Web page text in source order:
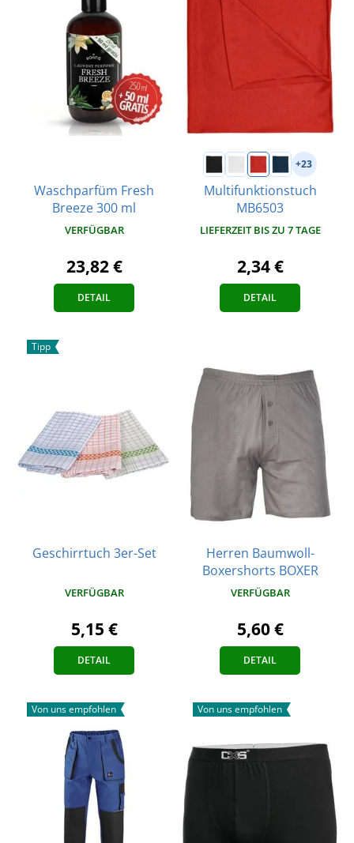
Waschparfüm Fresh
Breeze 300 ml
VERFÜGBAR
23,82 €
DETAIL
+23
Multifunktionstuch
MB6503
LIEFERZEIT BIS ZU 7 TAGE
2,34 €
DETAIL
Tipp
Geschirrtuch 3er-Set
VERFÜGBAR
5,15 €
DETAIL
Herren Baumwoll-
Boxershorts BOXER
VERFÜGBAR
5,60 €
DETAIL
Von uns empfohlen Von uns empfohlen